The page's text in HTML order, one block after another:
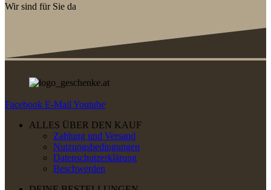
Wir sind für Sie da
Facebook E-Mail Youtube
ALLES ÜBER DEN KAUF
Zahlung und Versand
Nutzungsbedingungen
Datenschutzerklärung
Beschwerden